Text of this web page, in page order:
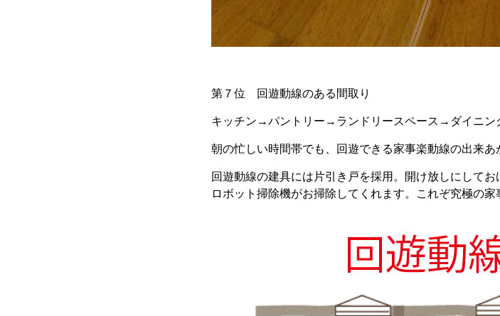
第７位 回遊動線のある間取り
キッチン→パントリー→ランドリースペース→ダイニ
朝の忙しい時間帯でも、回遊できる家事楽動線の出来あ
回遊動線の建具には片引き戸を採用。開け放しにして
ロボット掃除機がお掃除してくれます。これぞ究極の